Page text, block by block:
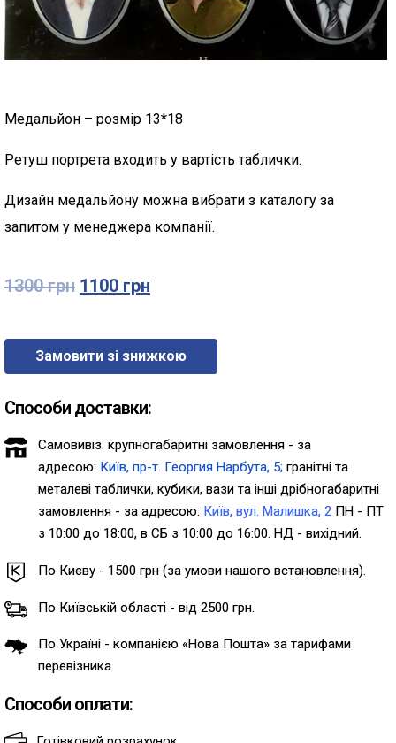
Медальйон – розмір 13*18
Ретуш портрета входить у вартість таблички.
Дизайн медальйону можна вибрати з каталогу за
запитом у менеджера компанії.
1300грн 1100 грн
Замовити зі знижкою
Способи доставки:
Самовивіз: крупногабаритні замовлення - за
адресою: Київ, пр-т. Георгия Нарбута, 5;гранітні та
металеві таблички, кубики, вази та інші дрібногабаритні
замовлення - за адресою: Київ, вул. Малишка, 2 ПН - ПТ
з 10:00 до 18:00, в СБ з 10:00 до 16:00. НД - вихідний.
По Києву - 1500 грн (за умови нашого встановлення).
По Київській області - від 2500 грн.
По Україні - компанією «Нова Пошта» за тарифами
перевізника.
Способи оплати: